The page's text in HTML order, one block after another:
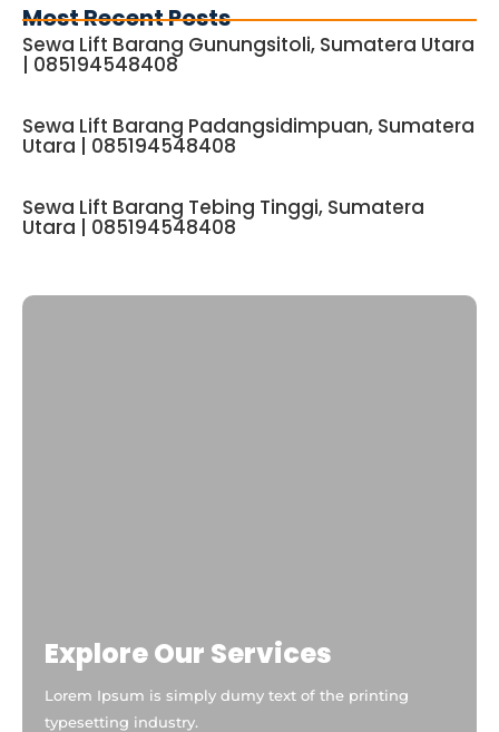
Most Recent Posts
Sewa Lift Barang Gunungsitoli, Sumatera Utara
| 085194548408
Sewa Lift Barang Padangsidimpuan, Sumatera
Utara | 085194548408
Sewa Lift Barang Tebing Tinggi, Sumatera
Utara | 085194548408
Explore Our Services
Lorem Ipsum is simply dumy text of the printing
typesetting industry.